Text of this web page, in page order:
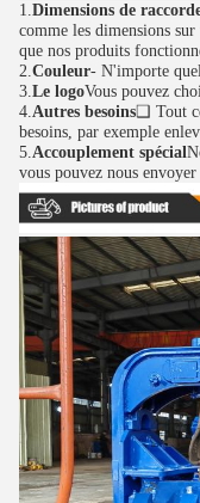
1.Dimensions de
comme les dimensions
que nos produits
2.Couleur- N'importe
3.Le logoVous pouvez
4.Autres besoins❑ Tout
besoins, par exemple
5.Accouplement spécial
vous pouvez nous